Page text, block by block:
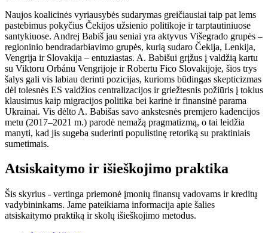
Naujos koalicinės vyriausybės sudarymas greičiausiai taip pat lems
pastebimus pokyčius Čekijos užsienio politikoje ir tarptautiniuose
santykiuose. Andrej Babiš jau seniai yra aktyvus Višegrado grupės –
regioninio bendradarbiavimo grupės, kurią sudaro Čekija, Lenkija,
Vengrija ir Slovakija – entuziastas. A. Babišui grįžus į valdžią kartu
su Viktoru Orbánu Vengrijoje ir Robertu Fico Slovakijoje, šios trys
šalys gali vis labiau derinti pozicijas, kurioms būdingas skepticizmas
dėl tolesnės ES valdžios centralizacijos ir griežtesnis požiūris į tokius
klausimus kaip migracijos politika bei karinė ir finansinė parama
Ukrainai. Vis dėlto A. Babišas savo ankstesnės premjero kadencijos
metu (2017–2021 m.) parodė nemažą pragmatizmą, o tai leidžia
manyti, kad jis sugeba suderinti populistinę retoriką su praktiniais
sumetimais.
Atsiskaitymo ir išieškojimo praktika
Šis skyrius - vertinga priemonė įmonių finansų vadovams ir kreditų
vadybininkams. Jame pateikiama informacija apie šalies
atsiskaitymo praktiką ir skolų išieškojimo metodus.